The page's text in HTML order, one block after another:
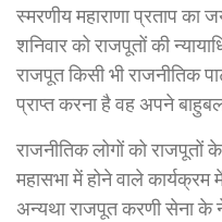
स्मरणीय महाराणा प्रताप का
शनिवार को राजपूतों की
राजपूत किसी भी राजनीतिक
प्राप्त करना है वह अपने
राजनीतिक लोगों को राजपूतों
महासभा में होने वाले कार्यक्रम
अन्यथा राजपूत करणी सेना के